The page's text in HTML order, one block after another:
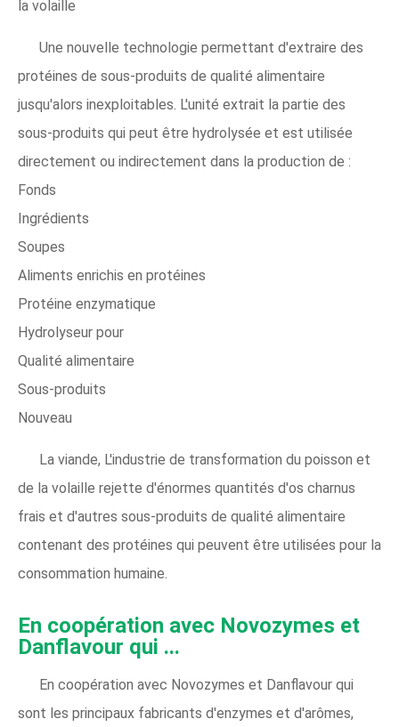
la volaille
Une nouvelle technologie permettant d'extraire des
protéines de sous-produits de qualité alimentaire
jusqu'alors inexploitables. L'unité extrait la partie des
sous-produits qui peut être hydrolysée et est utilisée
directement ou indirectement dans la production de :
Fonds
Ingrédients
Soupes
Aliments enrichis en protéines
Protéine enzymatique
Hydrolyseur pour
Qualité alimentaire
Sous-produits
Nouveau
La viande, L'industrie de transformation du poisson et
de la volaille rejette d'énormes quantités d'os charnus
frais et d'autres sous-produits de qualité alimentaire
contenant des protéines qui peuvent être utilisées pour la
consommation humaine.
En coopération avec Novozymes et
Danflavour qui ...
En coopération avec Novozymes et Danflavour qui
sont les principaux fabricants d'enzymes et d'arômes,